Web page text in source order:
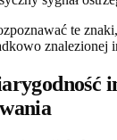
te
znalezionej